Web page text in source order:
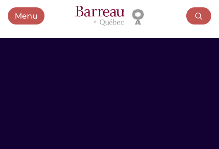
MenuOuvrir le menu